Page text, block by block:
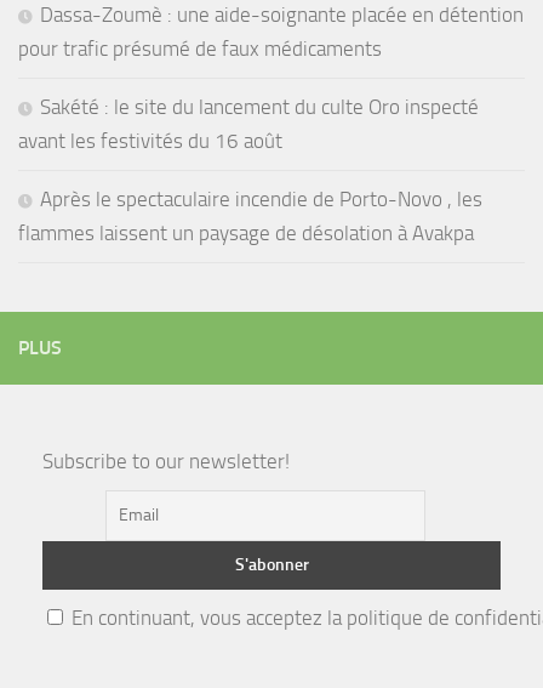
Dassa-Zoumè : une aide-soignante placée en détention
pour trafic présumé de faux médicaments
Sakété : le site du lancement du culte Oro inspecté
avant les festivités du 16 août
Après le spectaculaire incendie de Porto-Novo , les
flammes laissent un paysage de désolation à Avakpa
PLUS
Subscribe to our newsletter!
En continuant, vous acceptez la politique de